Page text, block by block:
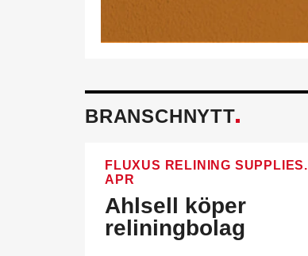
BRANSCHNYTT
FLUXUS RELINING SUPPLIES.
APR
Ahlsell köper
reliningbolag